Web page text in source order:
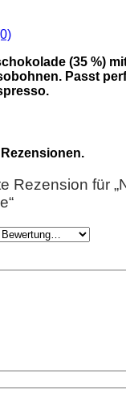
(35 %)
Passt
Rezension für